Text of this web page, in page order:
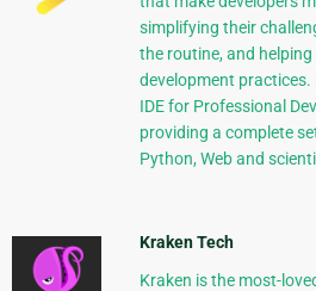
simplifying their
the routine, and
development
IDE for Professional
providing a complete
Python, Web and
Kraken Tech
Kraken is the most-